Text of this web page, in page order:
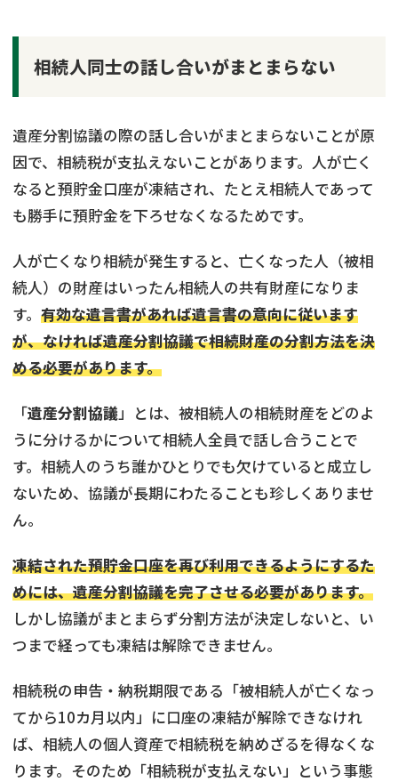
相続人同士の話し合いがまとまらない
遺産分割協議の際の話し合いがまとまらないことが原
因で、相続税が支払えないことがあります。人が亡く
なると預貯金口座が凍結され、たとえ相続人であって
も勝手に預貯金を下ろせなくなるためです。
人が亡くなり相続が発生すると、亡くなった人（被相
続人）の財産はいったん相続人の共有財産になりま
す。 有効な遺言書があれば遺言書の意向に従います
が、なければ遺産分割協議で相続財産の分割方法を決
める必要があります。
「遺産分割協議」とは、被相続人の相続財産をどのよ
うに分けるかについて相続人全員で話し合うことで
す。相続人のうち誰かひとりでも欠けていると成立し
ないため、協議が長期にわたることも珍しくありませ
ん。
凍結された預貯金口座を再び利用できるようにするた
めには、遺産分割協議を完了させる必要があります。
しかし協議がまとまらず分割方法が決定しないと、い
つまで経っても凍結は解除できません。
相続税の申告・納税期限である「被相続人が亡くなっ
てから10カ月以内」に口座の凍結が解除できなけれ
ば、相続人の個人資産で相続税を納めざるを得なくな
ります。そのため「相続税が支払えない」という事態